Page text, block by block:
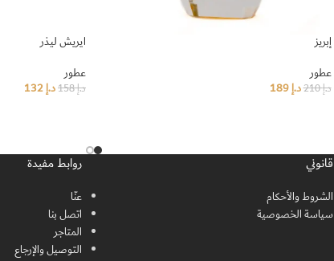
إبريز
عطور
د.إ210 د.إ189
ايريش ليذر
عطور
د.إ158 د.إ
قانوني
الشروط والأحكام
سياسة الخصوصية
روابط مفيدة
عنّا
اتصل بنا
المتاجر
التوصيل والإرجاع